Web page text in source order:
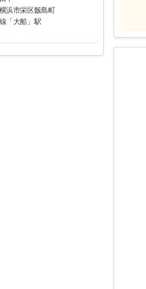
浜市栄区飯島町
「大船」駅